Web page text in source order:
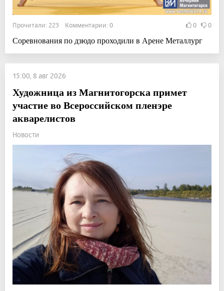
Прочитали: 223 Комментарии: 0 0 0
Соревнования по дзюдо проходили в Арене Металлург
15:00, 8 авг 2026
Художница из Магнитогорска примет
участие во Всероссийском пленэре
акварелистов
Новости